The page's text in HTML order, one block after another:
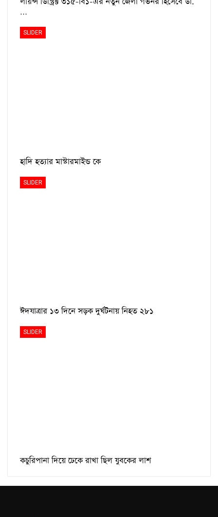
…
SLIDER
হাদি হত্যার মাস্টারমাইন্ড কে
SLIDER
ঈদযাত্রার ১৩ দিনে সড়ক দুর্ঘটনায় নিহত ২৮১
SLIDER
কচুরিপানা দিয়ে ঢেকে রাখা ছিল যুবকের লাশ